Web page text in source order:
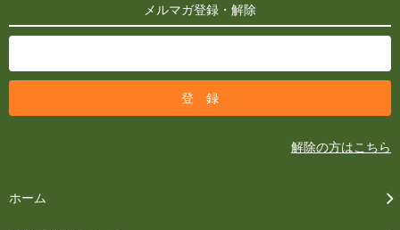
メルマガ登録・解除
解除の方はこちら
ホーム